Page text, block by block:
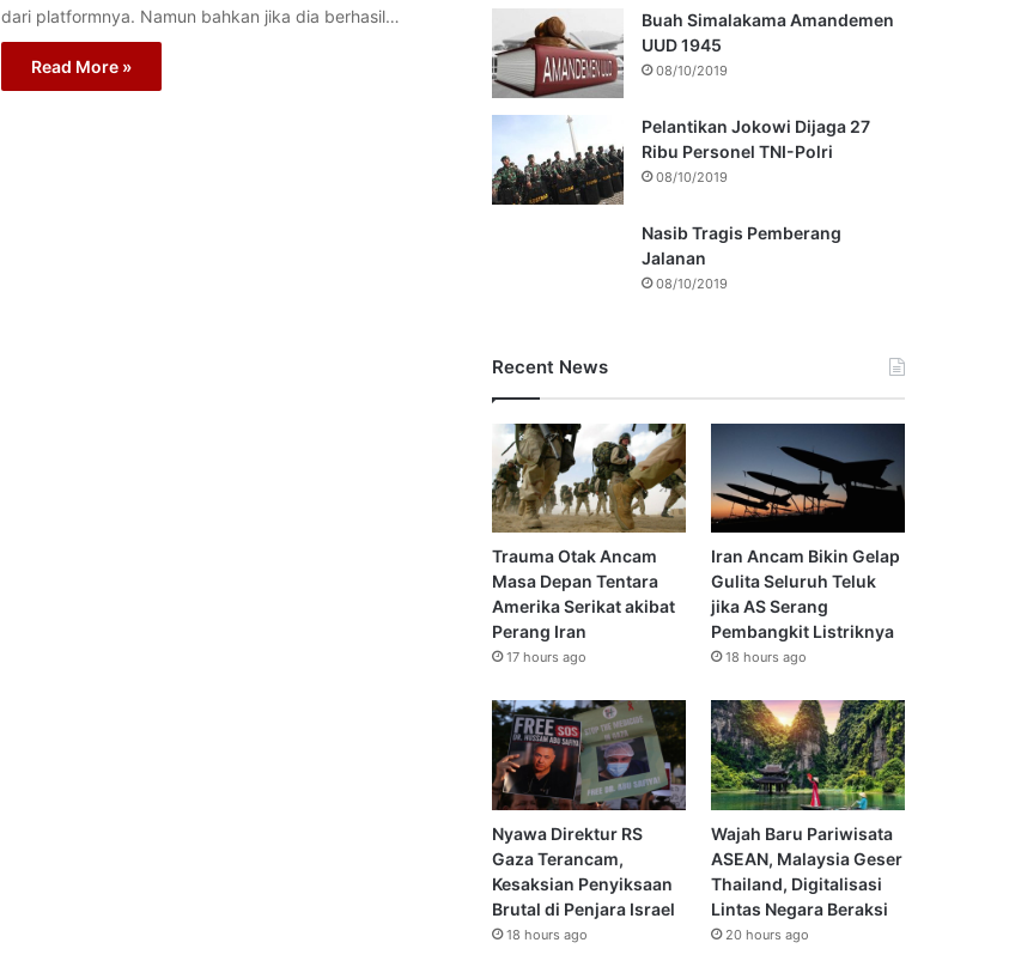
dari platformnya. Namun bahkan jika dia berhasil…
Read More »
Buah Simalakama Amandemen
UUD 1945
08/10/2019
Pelantikan Jokowi Dijaga 27
Ribu Personel TNI-Polri
08/10/2019
Nasib Tragis Pemberang
Jalanan
08/10/2019
Recent News
Trauma Otak Ancam
Masa Depan Tentara
Amerika Serikat akibat
Perang Iran
17 hours ago
Iran Ancam Bikin Gelap
Gulita Seluruh Teluk
jika AS Serang
Pembangkit Listriknya
18 hours ago
Nyawa Direktur RS
Gaza Terancam,
Kesaksian Penyiksaan
Brutal di Penjara Israel
18 hours ago
Wajah Baru Pariwisata
ASEAN, Malaysia Geser
Thailand, Digitalisasi
Lintas Negara Beraksi
20 hours ago